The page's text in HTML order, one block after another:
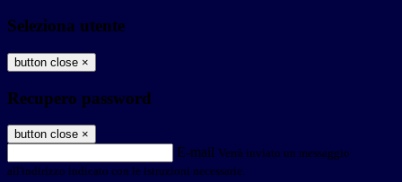
Seleziona utente
button close ×
Recupero password
button close ×
E-mail Verrà inviato un messaggio
all'indirizzo indicato con le istruzioni necessarie.